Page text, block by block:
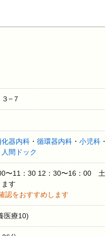
−７
化器内科 ・ 循環器内科 ・ 小児科 ・
人間ドック
〜11：30 12：30〜16：00
す
認をおすすめします
医療10)